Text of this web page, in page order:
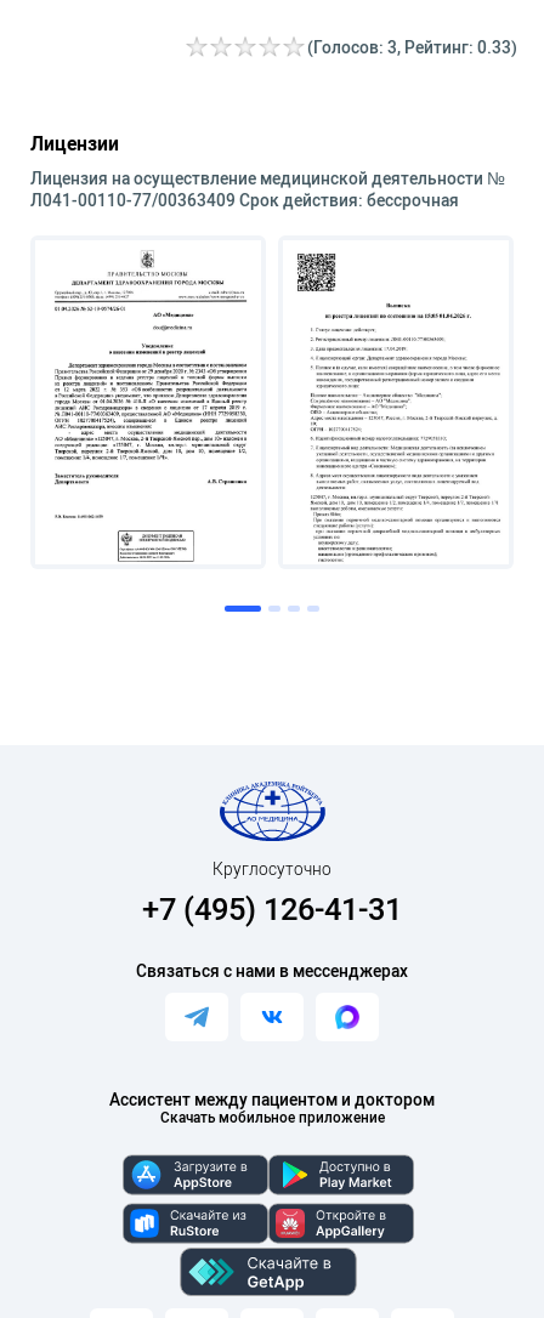
(Голосов: 3, Рейтинг: 0.33)
Лицензии
Лицензия на осуществление медицинской деятельности №
Л041-00110-77/00363409 Срок действия: бессрочная
Ассистент между пациентом и доктором
Скачать мобильное приложение
Круглосуточно
+7 (495) 126-41-31
Связаться с нами в мессенджерах